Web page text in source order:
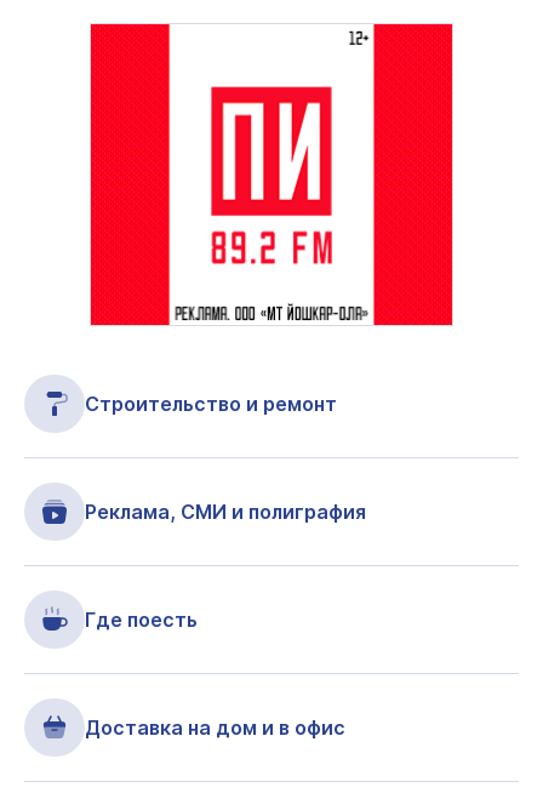
Строительство и ремонт
Реклама, СМИ и полиграфия
Где поесть
Доставка на дом и в офис